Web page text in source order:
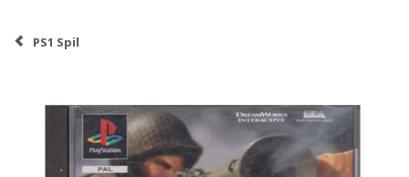
PS1 Spil